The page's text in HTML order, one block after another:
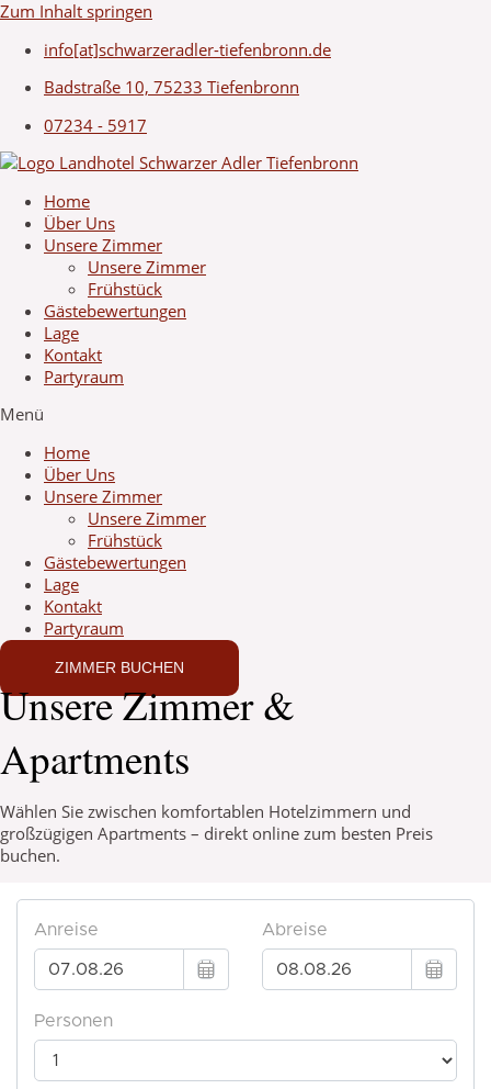
Zum Inhalt springen
info[at]schwarzeradler-tiefenbronn.de
Badstraße 10, 75233 Tiefenbronn
07234 - 5917
Home
Über Uns
Unsere Zimmer
Unsere Zimmer
Frühstück
Gästebewertungen
Lage
Kontakt
Partyraum
Menü
Home
Über Uns
Unsere Zimmer
Unsere Zimmer
Frühstück
Gästebewertungen
Lage
Kontakt
Partyraum
ZIMMER BUCHEN
Unsere Zimmer &
Apartments
Wählen Sie zwischen komfortablen Hotelzimmern und
großzügigen Apartments – direkt online zum besten Preis
buchen.